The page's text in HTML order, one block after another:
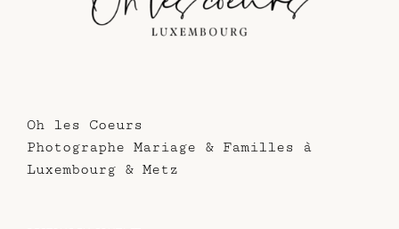
Oh les Coeurs
Photographe Mariage & Familles à
Luxembourg & Metz